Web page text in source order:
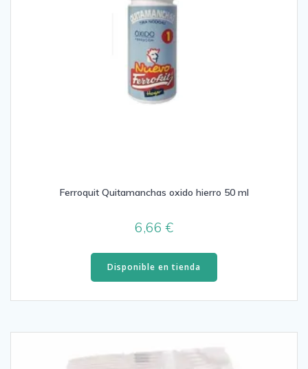
Ferroquit Quitamanchas oxido hierro 50 ml
6,66€
Disponible en tienda